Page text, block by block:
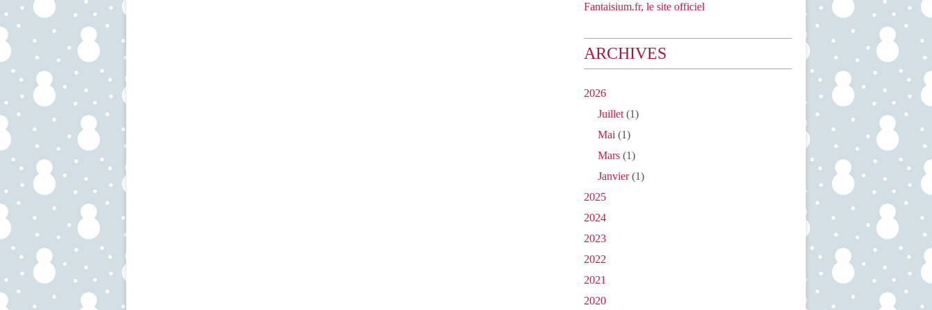
Fantaisium.fr, le site officiel
ARCHIVES
2026
Juillet (1)
Mai (1)
Mars (1)
Janvier(1)
2025
2024
2023
2022
2021
2020